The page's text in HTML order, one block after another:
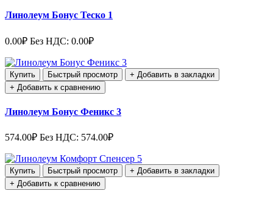
Линолеум Бонус Теско 1
0.00₽ Без НДС: 0.00₽
Купить Быстрый просмотр
+ Добавить в закладки
+ Добавить к сравнению
Линолеум Бонус Феникс 3
574.00₽ Без НДС: 574.00₽
Купить Быстрый просмотр
+ Добавить в закладки
+ Добавить к сравнению